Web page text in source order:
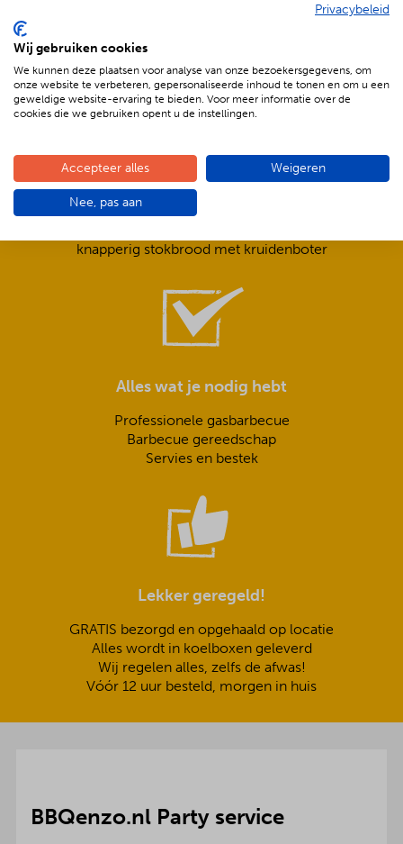
Compleet is ook écht compleet!
Frisse salades,
knapperig stokbrood met kruidenboter
Alles wat je nodig hebt
Professionele gasbarbecue
Barbecue gereedschap
Servies en bestek
Lekker geregeld!
GRATIS bezorgd en opgehaald op locatie
Alles wordt in koelboxen geleverd
Wij regelen alles, zelfs de afwas!
Vóór 12 uur besteld, morgen in huis
BBQenzo.nl Party service
Privacybeleid
Wij gebruiken cookies
We kunnen deze plaatsen voor analyse van onze bezoekersgegevens, om
onze website te verbeteren, gepersonaliseerde inhoud te tonen en om u een
geweldige website-ervaring te bieden. Voor meer informatie over de
cookies die we gebruiken opent u de instellingen.
Accepteer alles Weigeren
Nee, pas aan